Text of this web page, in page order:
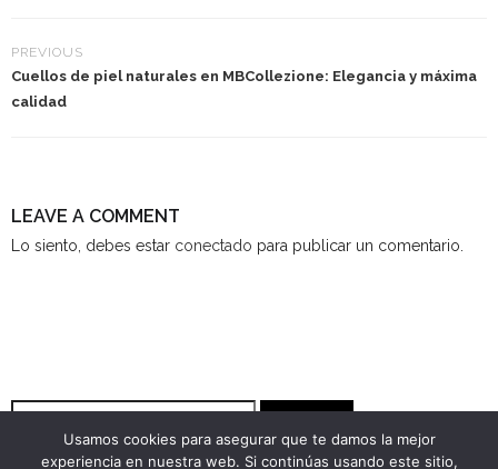
PREVIOUS
Cuellos de piel naturales en MBCollezione: Elegancia y máxima
calidad
LEAVE A COMMENT
Lo siento, debes estar conectado para publicar un comentario.
Usamos cookies para asegurar que te damos la mejor
experiencia en nuestra web. Si continúas usando este sitio,